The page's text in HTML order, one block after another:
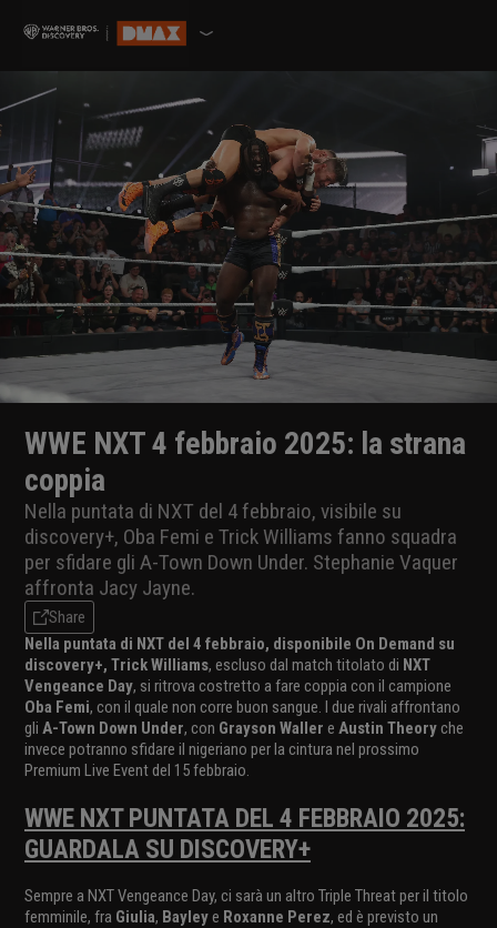
WWE NXT 4 febbraio 2025: la strana
coppia
Nella puntata di NXT del 4 febbraio, visibile su
discovery+, Oba Femi e Trick Williams fanno squadra
per sfidare gli A-Town Down Under. Stephanie Vaquer
affronta Jacy Jayne.
Share
Nella puntata di NXT del 4 febbraio, disponibile On Demand su
discovery+, Trick Williams, escluso dal match titolato di NXT
Vengeance Day, si ritrova costretto a fare coppia con il campione
Oba Femi, con il quale non corre buon sangue. I due rivali affrontano
gli A-Town Down Under, con Grayson Waller e Austin Theoryche
invece potranno sfidare il nigeriano per la cintura nel prossimo
Premium Live Event del 15 febbraio.
WWE NXT PUNTATA DEL 4 FEBBRAIO 2025:
GUARDALA SU DISCOVERY+
Sempre a NXT Vengeance Day, ci sarà un altro Triple Threat per il titolo
femminile, fra Giulia, Bayleye Roxanne Perez, ed è previsto un